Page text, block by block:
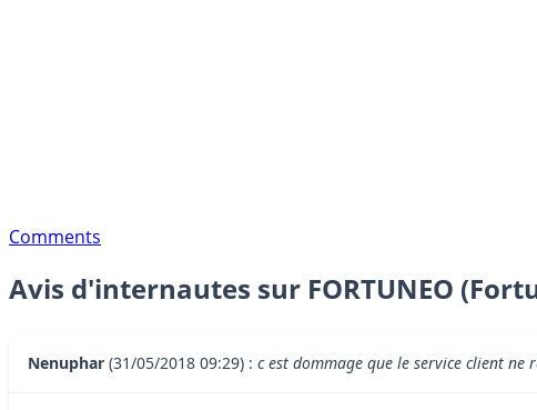
Comments
Avis d'internautes sur FORTUNEO
Nenuphar (31/05/2018 09:29) : c est dommage que le service client ne